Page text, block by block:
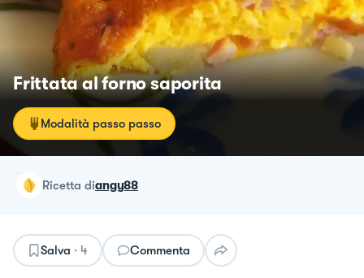
Frittata al forno saporita
Modalità passo passo
ricetta diangy88
Salva · 4 Commenta